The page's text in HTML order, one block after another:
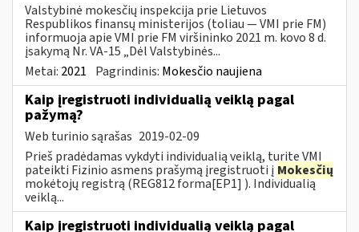
Valstybinė mokesčių inspekcija prie Lietuvos
Respublikos finansų ministerijos (toliau ― VMI prie FM)
informuoja apie VMI prie FM viršininko 2021 m. kovo 8 d.
įsakymą Nr. VA-15 „Dėl Valstybinės...
Metai: 2021 Pagrindinis: Mokesčio naujiena
Kaip įregistruoti individualią veiklą pagal
pažymą?
Web turinio sąrašas 2019-02-09
Prieš pradėdamas vykdyti individualią veiklą, turite VMI
pateikti Fizinio asmens prašymą įregistruoti į Mokesčių
mokėtojų registrą (REG812 forma[EP1] ). Individualią
veiklą...
Kaip įregistruoti individualią veiklą pagal